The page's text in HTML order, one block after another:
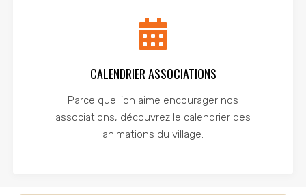
CALENDRIER ASSOCIATIONS
Parce que l'on aime encourager nos
associations, découvrez le calendrier des
animations du village.